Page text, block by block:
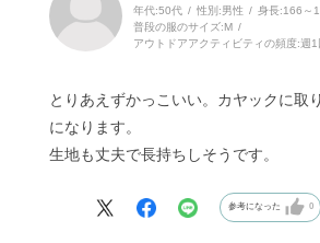
年代:50代 性別:男性 身長:166～
普段の服のサイズ:M
アウトドアアクティビティの頻度:週1
とりあえずかっこいい。カヤックに取
になります。
生地も丈夫で長持ちしそうです。
参考になった 0